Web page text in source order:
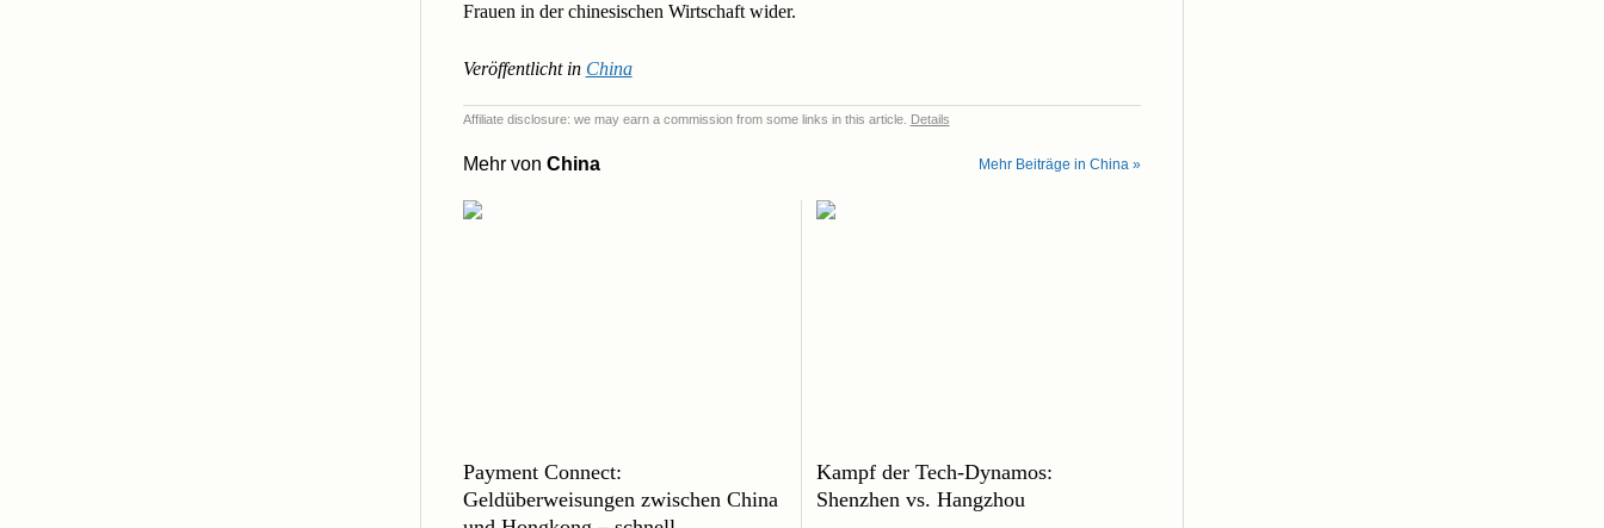
Frauen in der chinesischen Wirtschaft wider.
Veröffentlicht in China
Affiliate disclosure: we may earn a commission from some links in this article. Details
Mehr von China Mehr Beiträge in China »
Payment Connect:
Geldüberweisungen zwischen China
Kampf der Tech-Dynamos:
Shenzhen vs. Hangzhou